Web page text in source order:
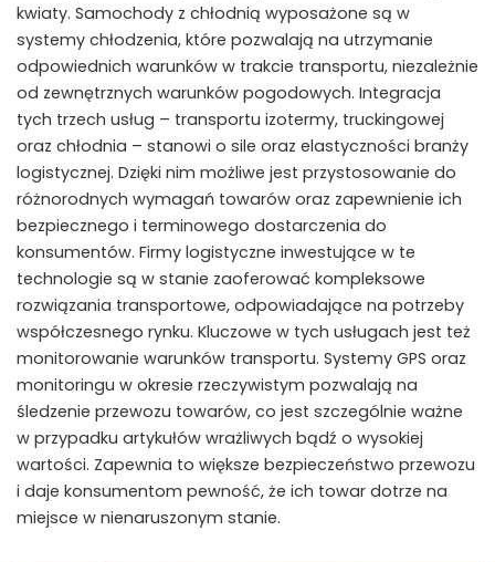
kwiaty. Samochody z chłodnią wyposażone są w
systemy chłodzenia, które pozwalają na utrzymanie
odpowiednich warunków w trakcie transportu, niezależnie
od zewnętrznych warunków pogodowych. Integracja
tych trzech usług – transportu izotermy, truckingowej
oraz chłodnia – stanowi o sile oraz elastyczności branży
logistycznej. Dzięki nim możliwe jest przystosowanie do
różnorodnych wymagań towarów oraz zapewnienie ich
bezpiecznego i terminowego dostarczenia do
konsumentów. Firmy logistyczne inwestujące w te
technologie są w stanie zaoferować kompleksowe
rozwiązania transportowe, odpowiadające na potrzeby
współczesnego rynku. Kluczowe w tych usługach jest też
monitorowanie warunków transportu. Systemy GPS oraz
monitoringu w okresie rzeczywistym pozwalają na
śledzenie przewozu towarów, co jest szczególnie ważne
w przypadku artykułów wrażliwych bądź o wysokiej
wartości. Zapewnia to większe bezpieczeństwo przewozu
i daje konsumentom pewność, że ich towar dotrze na
miejsce w nienaruszonym stanie.